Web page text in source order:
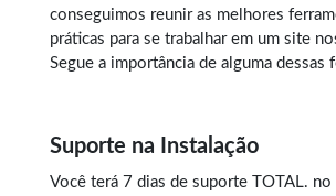
conseguimos reunir as melhores
práticas para se trabalhar em um site
Segue a importância de alguma dessas
Suporte na Instalação
Você terá 7 dias de suporte TOTAL. no